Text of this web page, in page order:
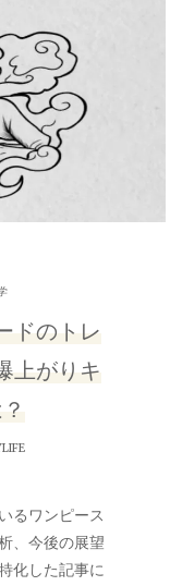
ドのトレ
上がりキ
るワンピース
、今後の展望
化した記事に